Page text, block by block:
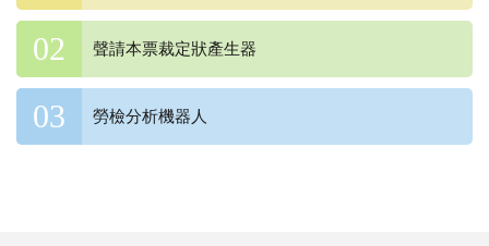
聲請本票裁定狀產生器
勞檢分析機器人